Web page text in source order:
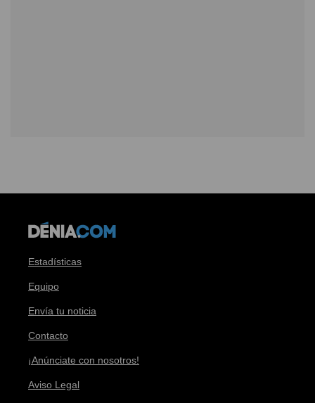
Estadísticas
Equipo
Envía tu noticia
Contacto
¡Anúnciate con nosotros!
Aviso Legal